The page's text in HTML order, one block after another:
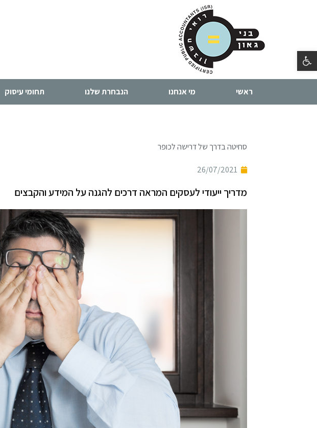
פתח סרגל נגישות
ראשי מי אנחנו הנבחרת שלנו תחומי עיסוק
סחיטה בדרך של דרישה לכופר
26/07/2021
מדריך ייעודי לעסקים המראה דרכים להגנה על המידע והקבצים